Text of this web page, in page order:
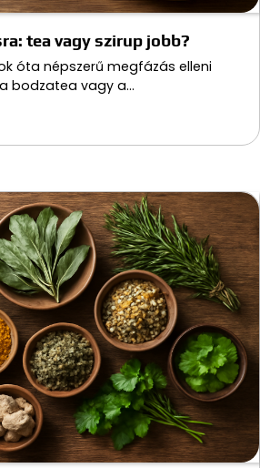
tea vagy szirup jobb?
óta népszerű megfázás elleni
bodzatea vagy a…